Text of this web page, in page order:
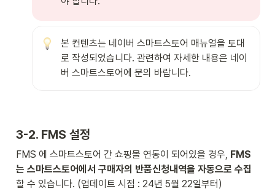
본 컨텐츠는 네이버 스마트스토어 매뉴얼을 토대
로 작성되었습니다. 관련하여 자세한 내용은 네이
버 스마트스토어에 문의 바랍니다.
3-2. FMS 설정
FMS 에 스마트스토어 간 쇼핑몰 연동이 되어있을 경우, FMS
는 스마트스토어에서 구매자의 반품신청내역을 자동으로 수집
할 수 있습니다. (업데이트 시점 : 24년 5월 22일부터)